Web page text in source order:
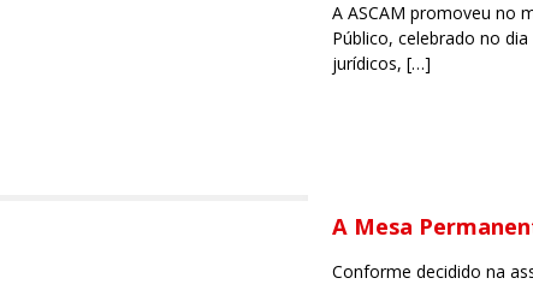
A ASCAM promoveu no
Público, celebrado no
jurídicos, […]
A Mesa
Conforme decidido na